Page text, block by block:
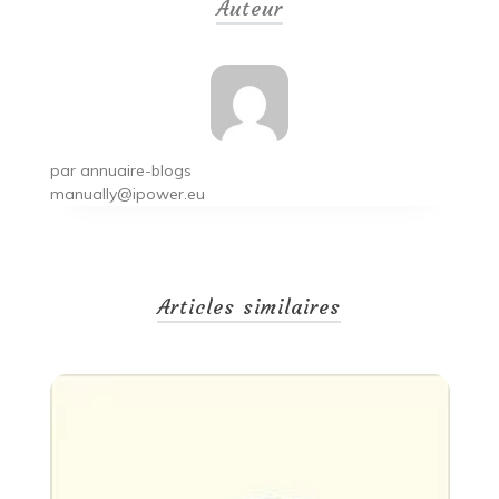
Auteur
par annuaire-blogs
manually@ipower.eu
Articles similaires